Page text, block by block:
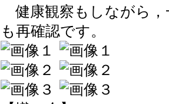
健康観察もしながら，
も再確認です。